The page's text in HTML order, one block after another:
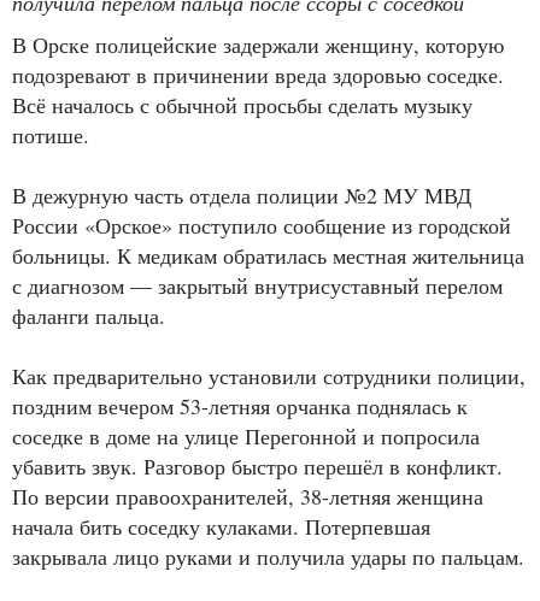
В Орске полицейские задержали женщину, которую
подозревают в причинении вреда здоровью соседке.
Всё началось с обычной просьбы сделать музыку
потише.
В дежурную часть отдела полиции №2 МУ МВД
России «Орское» поступило сообщение из городской
больницы. К медикам обратилась местная жительница
с диагнозом — закрытый внутрисуставный перелом
фаланги пальца.
Как предварительно установили сотрудники полиции,
поздним вечером 53-летняя орчанка поднялась к
соседке в доме на улице Перегонной и попросила
убавить звук. Разговор быстро перешёл в конфликт.
По версии правоохранителей, 38-летняя женщина
начала бить соседку кулаками. Потерпевшая
закрывала лицо руками и получила удары по пальцам.